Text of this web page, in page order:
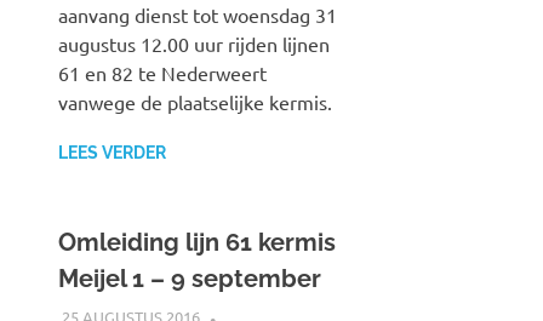
aanvang dienst tot woensdag 31
augustus 12.00 uur rijden lijnen
61 en 82 te Nederweert
vanwege de plaatselijke kermis.
LEES VERDER
Omleiding lijn 61 kermis
Meijel 1 – 9 september
25 AUGUSTUS 2016